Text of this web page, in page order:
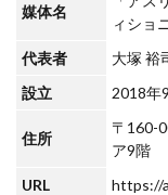
媒体名
ィショ
代表者
大塚 裕
設立
2018年
住所
〒160-
ア9階
URL
https://